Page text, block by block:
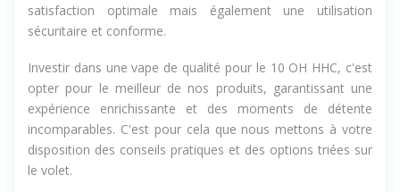
satisfaction optimale mais également une utilisation
sécuritaire et conforme.
Investir dans une vape de qualité pour le 10 OH HHC, c'est
opter pour le meilleur de nos produits, garantissant une
expérience enrichissante et des moments de détente
incomparables. C'est pour cela que nous mettons à votre
disposition des conseils pratiques et des options triées sur
le volet.